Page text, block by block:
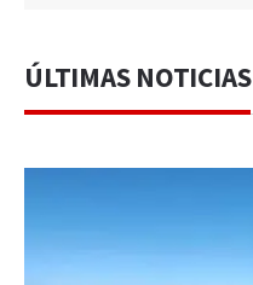
ÚLTIMAS NOTICIAS